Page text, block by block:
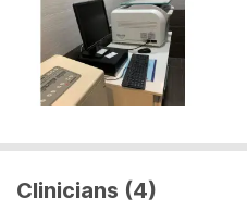
Clinicians (4)